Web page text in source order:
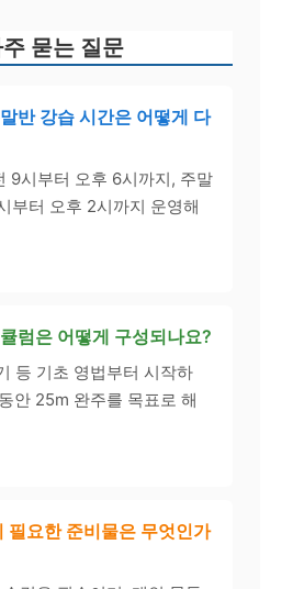
묻는 질문
반 강습 시간은 어떻게 다
9시부터 오후 6시까지, 주말
부터 오후 2시까지 운영해
럼은 어떻게 구성되나요?
등 기초 영법부터 시작하
안 25m 완주를 목표로 해
필요한 준비물은 무엇인가